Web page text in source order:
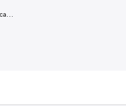
...